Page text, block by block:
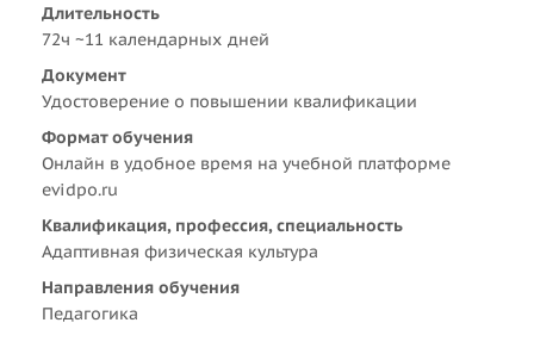
Длительность
72ч ~11 календарных дней
Документ
Удостоверение о повышении квалификации
Формат обучения
Онлайн в удобное время на учебной платформе
evidpo.ru
Квалификация, профессия, специальность
Адаптивная физическая культура
Направления обучения
Педагогика